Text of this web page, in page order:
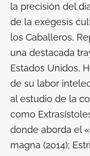
la precisión del
de la exégesis
los Caballeros,
una destacada
Estados Unidos,
de su labor
al estudio de la
como
donde aborda el
magna (2014);